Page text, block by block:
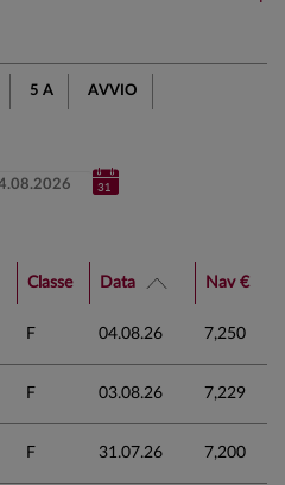
5 A AVVIO
Classe Data Nav €
F 04.08.26 7,250
F 03.08.26 7,229
F 31.07.26 7,200